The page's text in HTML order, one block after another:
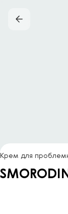
Крем для